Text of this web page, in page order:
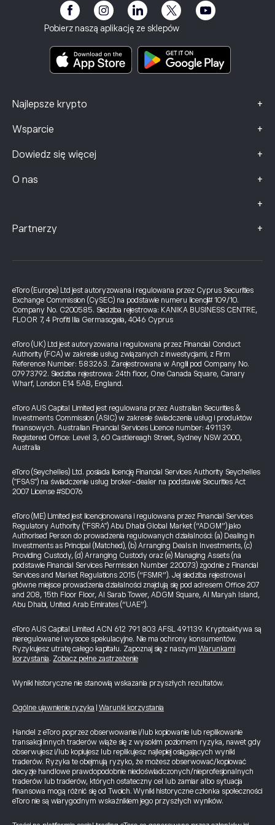
Pobierz naszą aplikację ze sklepów
Najlepsze krypto +
Wsparcie +
Dowiedz się więcej +
O nas +
Stopka redakcyjna
+
Dokumenty zawierające kluczowe informacje
Dane dotyczące skarg (klienci FCA)
Partnerzy +
Ubezpieczenie inwestycyjne
eToro (Europe) Ltd jest autoryzowana i regulowana przez Cyprus Securities
Exchange Commission (CySEC) na podstawie numeru licencji# 109/10.
Company No. C200585. Siedziba rejestrowa: KANIKA BUSINESS CENTRE,
FLOOR 7, 4 Profiti Ilia Germasogeia, 4046 Cyprus
eToro (UK) Ltd jest autoryzowana i regulowana przez Financial Conduct
Authority (FCA) w zakresie usług związanych z inwestycjami, z Firm
Reference Number: 583263. Zarejestrowana w Anglii pod Company No.
07973792. Siedziba rejestrowa: 24th floor, One Canada Square, Canary
Wharf, London E14 5AB, England.
eToro AUS Capital Limited jest regulowana przez Australian Securities &
Investments Commission (ASIC) w zakresie świadczenia usług i produktów
finansowych. Australian Financial Services Licence number: 491139.
Registered Office: Level 3, 60 Castlereagh Street, Sydney NSW 2000,
Australia
eToro (Seychelles) Ltd. posiada licencję Financial Services Authority Seychelles
("FSAS") na świadczenie usług broker-dealer na podstawie Securities Act
2007 License #SD076
eToro (ME) Limited jest licencjonowana i regulowana przez Financial Services
Regulatory Authority ("FSRA") Abu Dhabi Global Market (“ADGM”) jako
Authorised Person do prowadzenia regulowanych działalności: (a) Dealing in
Investments as Principal (Matched), (b) Arranging Deals in Investments, (c)
Providing Custody, (d) Arranging Custody oraz (e) Managing Assets (na
podstawie Financial Services Permission Number 220073) zgodnie z Financial
Services and Market Regulations 2015 (“FSMR”). Jej siedziba rejestrowa i
główne miejsce prowadzenia działalności znajdują się pod adresem Office 207
and 208, 15th Floor Floor, Al Sarab Tower, ADGM Square, Al Maryah Island,
Abu Dhabi, United Arab Emirates (“UAE”).
eToro AUS Capital Limited ACN 612 791 803 AFSL 491139. Kryptoaktywa są
nieregulowane i wysoce spekulacyjne. Nie ma ochrony konsumentów.
Ryzykujesz utratę całego kapitału. Zapoznaj się z naszymi Warunkami
korzystania. Zobacz pełne zastrzeżenie
Wyniki historyczne nie stanowią wskazania przyszłych rezultatów.
Ogólne ujawnienie ryzyka Warunki korzystania
Handel z eToro poprzez obserwowanie i/lub kopiowanie lub replikowanie
transakcji innych traderów wiąże się z wysokim poziomem ryzyka, nawet gdy
obserwujesz i/lub kopiujesz lub replikujesz najlepiej osiągających wyniki
traderów. Ryzyka te obejmują ryzyko, że możesz obserwować/kopiować
decyzje handlowe prawdopodobnie niedoświadczonych/nieprofesjonalnych
traderów lub traderów, których ostateczny cel lub zamiar albo sytuacja
finansowa mogą różnić się od Twoich. Wyniki historyczne członka społeczności
eToro nie są wiarygodnym wskaźnikiem jego przyszłych wyników.